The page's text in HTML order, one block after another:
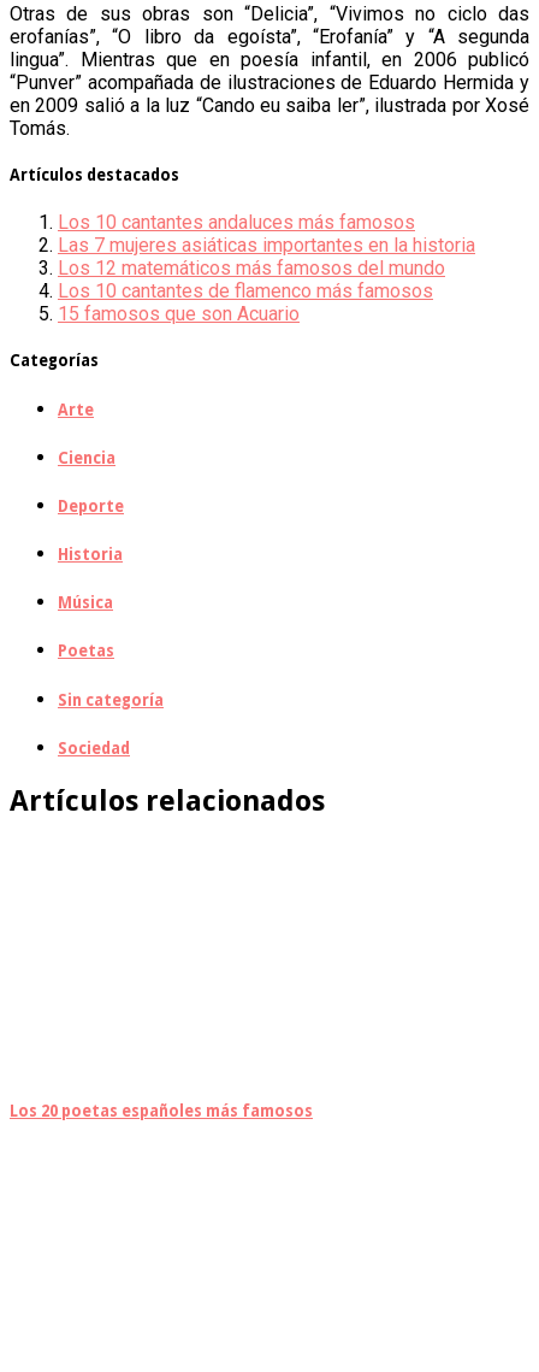
Otras de sus obras son “Delicia”, “Vivimos no ciclo das
erofanías”, “O libro da egoísta”, “Erofanía” y “A segunda
lingua”. Mientras que en poesía infantil, en 2006 publicó
“Punver” acompañada de ilustraciones de Eduardo Hermida y
en 2009 salió a la luz “Cando eu saiba ler”, ilustrada por Xosé
Tomás.
Artículos destacados
Los 10 cantantes andaluces más famosos
Las 7 mujeres asiáticas importantes en la historia
Los 12 matemáticos más famosos del mundo
Los 10 cantantes de flamenco más famosos
15 famosos que son Acuario
Categorías
Arte
Ciencia
Deporte
Historia
Música
Poetas
Sin categoría
Sociedad
Artículos relacionados
Los 20 poetas españoles más famosos